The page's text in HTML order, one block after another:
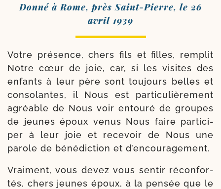
Donné à Rome, près Saint-​Pierre, le 26
avril 1939
Votre pré­sence, chers fils et filles, rem­plit
Notre cœur de joie, car, si les visites des
enfants à leur père sont tou­jours belles et
conso­lantes, il Nous est par­ti­cu­liè­re­ment
agréable de Nous voir entou­ré de groupes
de jeunes époux venus Nous faire par­ti­ci­
per à leur joie et rece­voir de Nous une
parole de béné­dic­tion et d’encouragement.
Vraiment, vous devez vous sen­tir récon­for­
tés, chers jeunes époux, à la pen­sée que le